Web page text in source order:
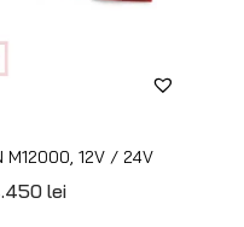
M12000, 12V / 24V
lei